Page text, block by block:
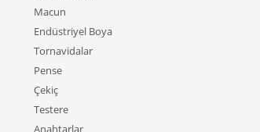
Macun
Endüstriyel Boya
Tornavidalar
Pense
Çekiç
Testere
Anahtarlar